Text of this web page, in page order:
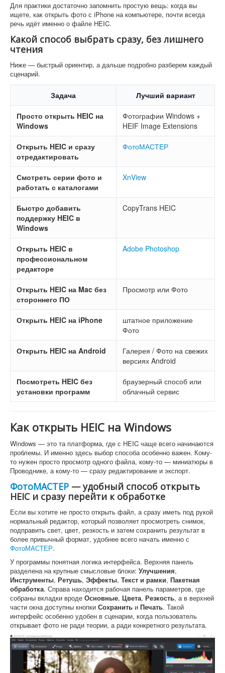
Для практики достаточно запомнить простую вещь: когда вы
ищете, как открыть фото с iPhone на компьютере, почти всегда
речь идёт именно о файле HEIC.
Какой способ выбрать сразу, без лишнего
чтения
Ниже — быстрый ориентир, а дальше подробно разберем каждый
сценарий.
Задача Лучший вариант
Просто открыть HEIC на
Windows
Фотографии Windows +
HEIF Image Extensions
Открыть HEIC и сразу
отредактировать
ФотоМАСТЕР
Смотреть серии фото и
работать с каталогами
XnView
Быстро добавить
поддержку HEIC в
Windows
CopyTrans HEIC
Открыть HEIC в
профессиональном
редакторе
Adobe Photoshop
Открыть HEIC на Mac без
стороннего ПО
Просмотр или Фото
Открыть HEIC на iPhone
штатное приложение
Фото
Открыть HEIC на Android
Галерея / Фото на свежих
версиях Android
Посмотреть HEIC без
установки программ
браузерный способ или
облачный сервис
Как открыть HEIC на Windows
Windows — это та платформа, где с HEIC чаще всего начинаются
проблемы. И именно здесь выбор способа особенно важен. Кому-
то нужен просто просмотр одного файла, кому-то — миниатюры в
Проводнике, а кому-то — сразу редактирование и экспорт.
ФотоМАСТЕР — удобный способ открыть
HEIC и сразу перейти к обработке
Если вы хотите не просто открыть файл, а сразу иметь под рукой
нормальный редактор, который позволяет просмотреть снимок,
подправить свет, цвет, резкость и затем сохранить результат в
более привычный формат, удобнее всего начать именно с
ФотоМАСТЕР.
У программы понятная логика интерфейса. Верхняя панель
разделена на крупные смысловые блоки: Улучшения,
Инструменты, Ретушь, Эффекты, Текст и рамки, Пакетная
обработка. Справа находится рабочая панель параметров, где
собраны вкладки вроде Основные, Цвета, Резкость, а в верхней
части окна доступны кнопки Сохранить и Печать. Такой
интерфейс особенно удобен в сценарии, когда пользователь
открывает фото не ради теории, а ради конкретного результата.